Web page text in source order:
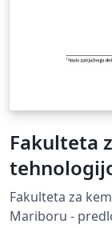
Fakulteta
predloga
Fakulteta za
Mariboru -